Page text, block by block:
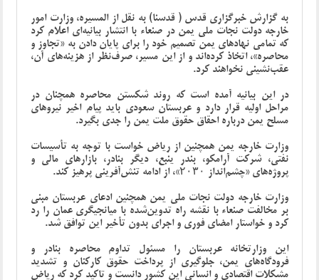
به گزارش خبرگزاری قدس ( قدسنا) به نقل از المسیره، وزارت امور
خارجه دولت نجات ملی یمن در صنعاء با انتشار بیانیه‌ای اعلام کرد
که تمامی نهادهای یمن تصمیم خود را برای پایان دادن به «تجاوز و
محاصره»، اتخاذ کرده‌اند و از این مسیر، صرف‌نظر از هزینه‌های آن،
عقب‌نشینی نخواهند کرد.
در این بیانیه آمده است که روند شکستن محاصره همچنان در
مراحل اولیه قرار دارد و عربستان سعودی باید پیام اخیر نیروهای
مسلح یمن درباره احقاق حقوق ملت یمن را جدی بگیرد.
وزارت خارجه یمن همچنین از ریاض خواست با توجه به تأسیسات
نفتی، شرکت آرامکو، بندر ینبع، دیگر بنادر، بازارهای مالی و
پروژه‌های «چشم‌انداز ۲۰۳۰»، از ادامه تنش‌آفرینی پرهیز کند.
وزارت خارجه دولت نجات ملی یمن همچنین ادعای عربستان مبنی
بر مخالفت صنعاء با نقشه راه تدوین‌شده با میانجیگری عمان را رد
کرد و خواستار امضای فوری و اجرای بدون تأخیر این توافق شد.
این وزارتخانه عربستان را مسئول تداوم محاصره بنادر و
فرودگاه‌های یمن، جلوگیری از پرداخت حقوق کارکنان و تشدید
مشکلات اقتصادی و انسانی این کشور دانست و تاکید کرد که ریاض